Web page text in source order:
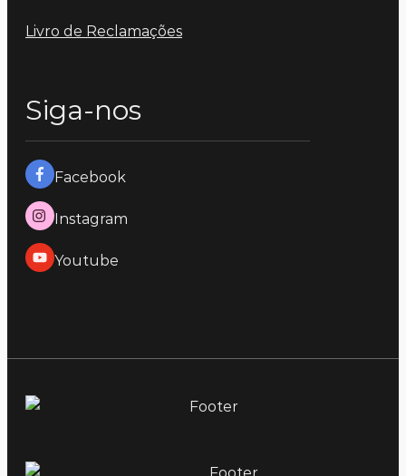
Livro de Reclamações
Siga-nos
Facebook
Instagram
Youtube